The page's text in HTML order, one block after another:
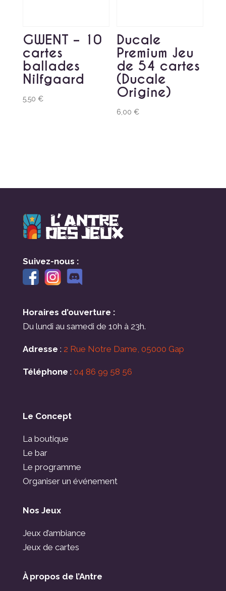
GWENT – 10
cartes
ballades
Nilfgaard
5,50 €
Ducale
Premium Jeu
de 54 cartes
(Ducale
Origine)
6,00€
Suivez-nous :
Horaires d’ouverture :
Du lundi au samedi de 10h à 23h.
Adresse : 2 Rue Notre Dame, 05000 Gap
Téléphone : 04 86 99 58 56
Le Concept
La boutique
Le bar
Le programme
Organiser un événement
Nos Jeux
Jeux d’ambiance
Jeux de cartes
À propos de l’Antre